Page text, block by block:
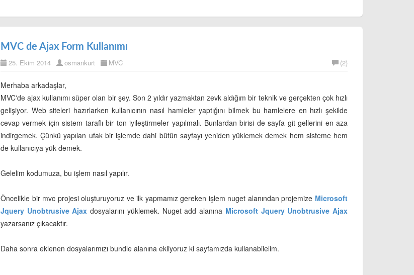
MVC de Ajax Form Kullanımı
25. Ekim 2014 osmankurt MVC (2)
Merhaba arkadaşlar,
MVC'de ajax kullanımı süper olan bir şey. Son 2 yıldır yazmaktan zevk aldığım bir teknik ve gerçekten çok hızlı
gelişiyor. Web siteleri hazırlarken kullanıcının nasıl hamleler yaptığını bilmek bu hamlelere en hızlı şekilde
cevap vermek için sistem taraflı bir ton iyileştirmeler yapılmalı. Bunlardan birisi de sayfa git gellerini en aza
indirgemek. Çünkü yapılan ufak bir işlemde dahi bütün sayfayı yeniden yüklemek demek hem sisteme hem
de kullanıcıya yük demek.
Gelelim kodumuza, bu işlem nasıl yapılır.
Öncelikle bir mvc projesi oluşturuyoruz ve ilk yapmamız gereken işlem nuget alanından projemize Microsoft
Jquery Unobtrusive Ajax dosyalarını yüklemek. Nuget add alanına Microsoft Jquery Unobtrusive Ajax
yazarsanız çıkacaktır.
Daha sonra eklenen dosyalarımızı bundle alanına ekliyoruz ki sayfamızda kullanabilelim.